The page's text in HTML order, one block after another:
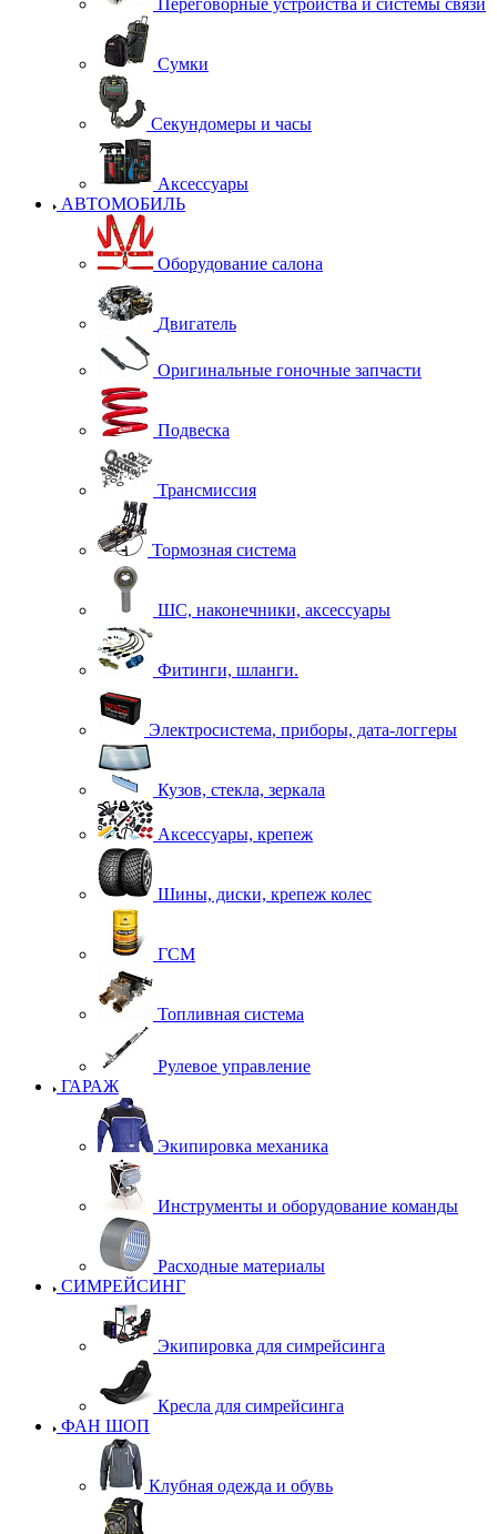
Сумки
Секундомеры и часы
Аксессуары
АВТОМОБИЛЬ
Оборудование салона
Двигатель
Оригинальные гоночные запчасти
Подвеска
Трансмиссия
Тормозная система
ШС, наконечники, аксессуары
Фитинги, шланги.
Электросистема, приборы, дата-логгеры
Кузов, стекла, зеркала
Аксессуары, крепеж
Шины, диски, крепеж колес
ГСМ
Топливная система
Рулевое управление
ГАРАЖ
Экипировка механика
Инструменты и оборудование команды
Расходные материалы
СИМРЕЙСИНГ
Экипировка для симрейсинга
Кресла для симрейсинга
ФАН ШОП
Клубная одежда и обувь